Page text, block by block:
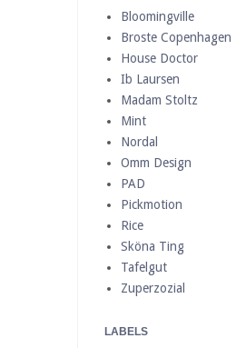
Bloomingville
Broste Copenhagen
House Doctor
Ib Laursen
Madam Stoltz
Mint
Nordal
Omm Design
PAD
Pickmotion
Rice
Sköna Ting
Tafelgut
Zuperzozial
LABELS